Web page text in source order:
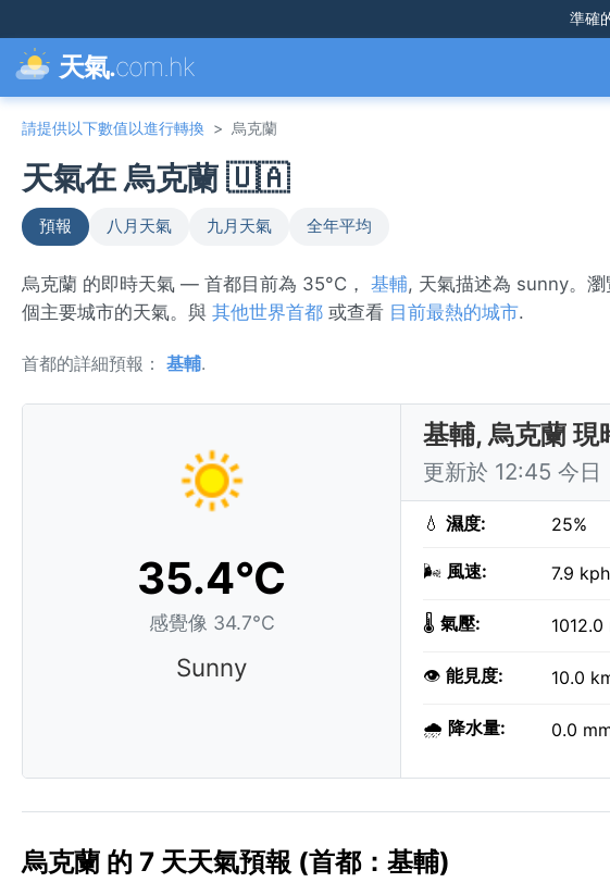
準確
天氣.com.hk
請提供以下數值以進行轉換 > 烏克蘭
天氣在 烏克蘭 🇺🇦
預報 八月天氣 九月天氣 全年平均
烏克蘭 的即時天氣 — 首都目前為 35°C， 基輔, 天氣描述為 sunny。
個主要城市的天氣。與 其他世界首都 或查看 目前最熱的城市.
首都的詳細預報： 基輔.
35.4°C
感覺像 34.7°C
Sunny
基輔, 烏克蘭 現
更新於 12:45 今日
💧 濕度: 25%
🌬️ 風速: 7.9
🌡️ 氣壓: 1012.0
👁️ 能見度: 10.0
🌧️ 降水量: 0.0
烏克蘭 的 7 天天氣預報 (首都：基輔)